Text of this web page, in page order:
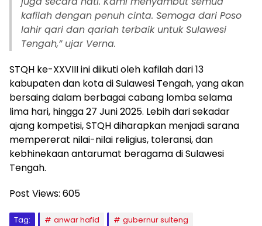
kafilah dengan penuh cinta. Semoga dari Poso
lahir qari dan qariah terbaik untuk Sulawesi
Tengah,” ujar Verna.
STQH ke-XXVIII ini diikuti oleh kafilah dari 13
kabupaten dan kota di Sulawesi Tengah, yang akan
bersaing dalam berbagai cabang lomba selama
lima hari, hingga 27 Juni 2025. Lebih dari sekadar
ajang kompetisi, STQH diharapkan menjadi sarana
mempererat nilai-nilai religius, toleransi, dan
kebhinekaan antarumat beragama di Sulawesi
Tengah.
Post Views: 605
Tag: anwar hafid
gubernur sulteng